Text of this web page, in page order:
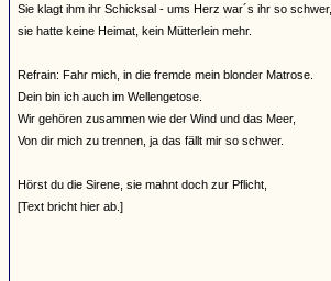
Sie klagt ihm ihr Schicksal - ums Herz war´s ihr so schwer,
sie hatte keine Heimat, kein Mütterlein mehr.
Refrain: Fahr mich, in die fremde mein blonder Matrose.
Dein bin ich auch im Wellengetose.
Wir gehören zusammen wie der Wind und das Meer,
Von dir mich zu trennen, ja das fällt mir so schwer.
Hörst du die Sirene, sie mahnt doch zur Pflicht,
[Text bricht hier ab.]